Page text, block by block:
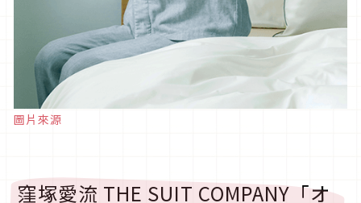
圖片來源
窪塚愛流 THE SUIT COMPANY「オ